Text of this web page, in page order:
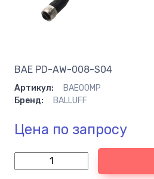
BAE PD-AW-008-S04
Артикул:
BAE00MP
Бренд:
BALLUFF
Цена по запросу